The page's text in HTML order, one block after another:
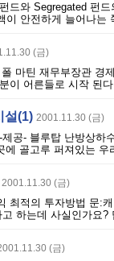
드와 Segregated 펀
이 안전하게 늘어나
(금)
마틴 재무부장관 경
이 어른들로 시작 된
설(1) 2001.11.30 (금)
공- 블루탑 난방상하
에 골고루 퍼져있는
2001.11.30 (금)
최적의 투자방법 문:
하는데 사실인가요
(금)